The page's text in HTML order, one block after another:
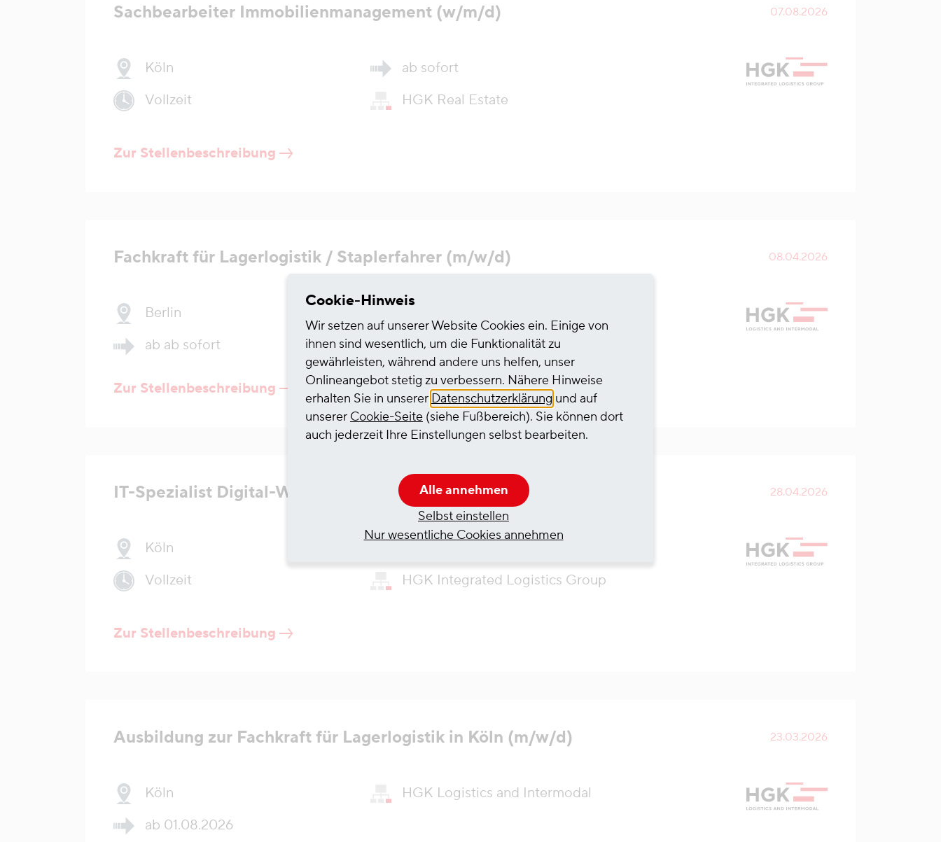
Sachbearbeiter Immobilienmanagement (w/m/d) 07.08.2026
Köln
Vollzeit
ab sofort
HGK Real Estate
Zur Stellenbeschreibung
Fachkraft für Lagerlogistik / Staplerfahrer (m/w/d) 08.04.2026
Berlin
ab ab sofort
Zur Stellenbeschreibung
IT-Spezialist Digital-Workplace (w/m/d) 28.04.2026
Köln
Vollzeit
HGK Integrated Logistics Group
Zur Stellenbeschreibung
Ausbildung zur Fachkraft für Lagerlogistik in Köln (m/w/d) 23.03.2026
Köln
ab 01.08.2026
HGK Logistics and Intermodal
Cookie-Hinweis
Wir setzen auf unserer Website Cookies ein. Einige von
ihnen sind wesentlich, um die Funktionalität zu
gewährleisten, während andere uns helfen, unser
Onlineangebot stetig zu verbessern. Nähere Hinweise
erhalten Sie in unserer Datenschutzerklärung und auf
unserer Cookie-Seite (siehe Fußbereich). Sie können dort
auch jederzeit Ihre Einstellungen selbst bearbeiten.
Alle annehmen
Selbst einstellen
Nur wesentliche Cookies annehmen